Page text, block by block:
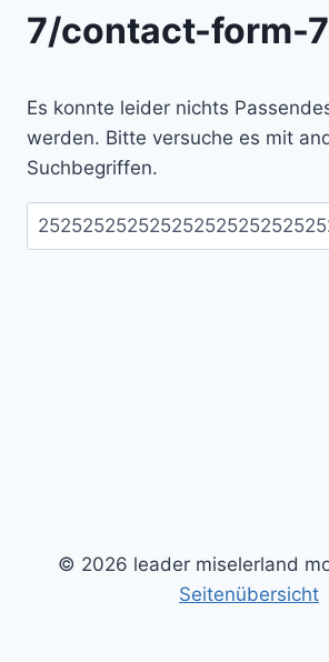
7/contact-form-
Es konnte leider nichts
werden. Bitte versuche es mit
Suchbegriffen.
Suchen
nach:
© 2026 leader miselerland
Seitenübersicht